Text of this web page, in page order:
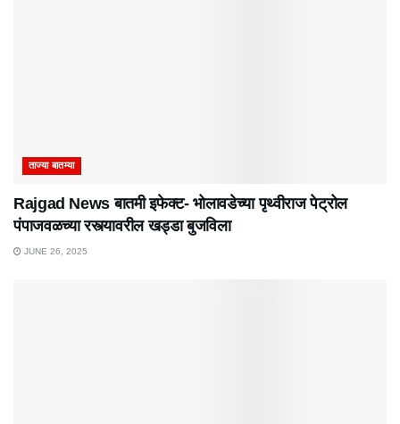
ताज्या बातम्या
Rajgad News बातमी इफेक्ट- भोलावडेच्या पृथ्वीराज पेट्रोल
पंपाजवळच्या रस्त्यावरील खड्डा बुजविला
JUNE 26, 2025